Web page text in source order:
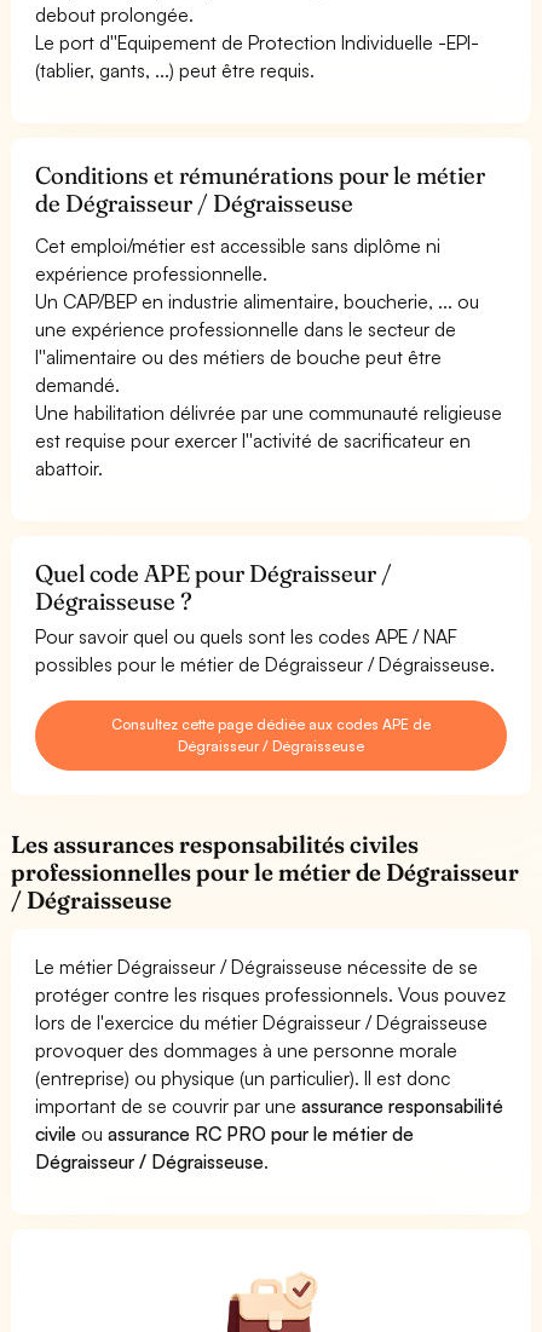
debout prolongée.
Le port d''Equipement de Protection Individuelle -EPI-
(tablier, gants, ...) peut être requis.
Conditions et rémunérations pour le métier
de Dégraisseur / Dégraisseuse
Cet emploi/métier est accessible sans diplôme ni
expérience professionnelle.
Un CAP/BEP en industrie alimentaire, boucherie, ... ou
une expérience professionnelle dans le secteur de
l''alimentaire ou des métiers de bouche peut être
demandé.
Une habilitation délivrée par une communauté religieuse
est requise pour exercer l''activité de sacrificateur en
abattoir.
Quel code APE pour Dégraisseur /
Dégraisseuse ?
Pour savoir quel ou quels sont les codes APE / NAF
possibles pour le métier de Dégraisseur / Dégraisseuse.
Consultez cette page dédiée aux codes APE de
Dégraisseur / Dégraisseuse
Les assurances responsabilités civiles
professionnelles pour le métier de Dégraisseur
/ Dégraisseuse
Le métier Dégraisseur / Dégraisseuse nécessite de se
protéger contre les risques professionnels. Vous pouvez
lors de l'exercice du métier Dégraisseur / Dégraisseuse
provoquer des dommages à une personne morale
(entreprise) ou physique (un particulier). Il est donc
important de se couvrir par uneassurance responsabilité
civile ouassurance RC PRO pour le métier de
Dégraisseur / Dégraisseuse.